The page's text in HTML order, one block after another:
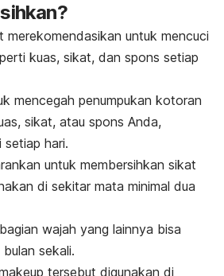
merekomendasikan untuk mencuci
kuas, sikat, dan spons setiap
mencegah penumpukan kotoran
sikat, atau spons Anda,
setiap hari.
untuk membersihkan sikat
di sekitar mata minimal dua
wajah yang lainnya bisa
sekali.
tersebut digunakan di